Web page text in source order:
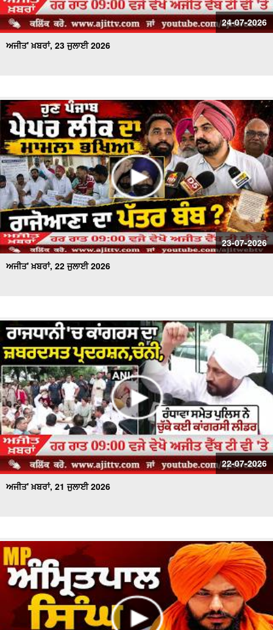
24-07-2026
ਅਜੀਤ' ਖ਼ਬਰਾਂ, 23 ਜੁਲਾਈ 2026
23-07-2026
ਅਜੀਤ' ਖ਼ਬਰਾਂ, 22 ਜੁਲਾਈ 2026
22-07-2026
ਅਜੀਤ' ਖ਼ਬਰਾਂ, 21 ਜੁਲਾਈ 2026